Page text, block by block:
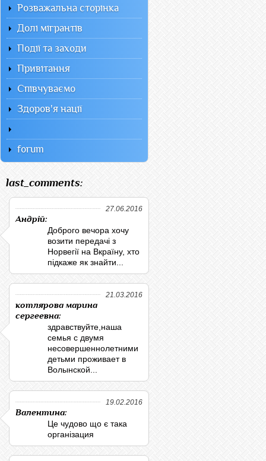
Розважальна сторінка
Долі мігрантів
Події та заходи
Привітання
Співчуваємо
Здоров'я нації
forum
last_comments:
27.06.2016
Андрій:
Доброго вечора хочу
возити передачі з
Норвегії на Вкраїну, хто
підкаже як знайти...
21.03.2016
котлярова марина
сергеевна:
здравствуйте,наша
семья с двумя
несовершеннолетними
детьми проживает в
Волынской...
19.02.2016
Валентина:
Це чудово що є така
організация